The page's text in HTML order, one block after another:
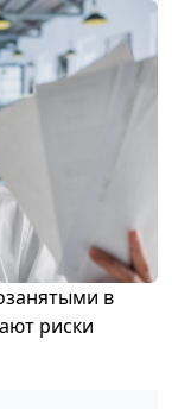
в
риски